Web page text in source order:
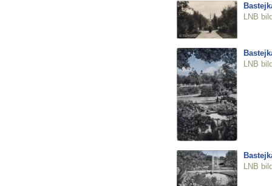
LNB
LNB
LNB